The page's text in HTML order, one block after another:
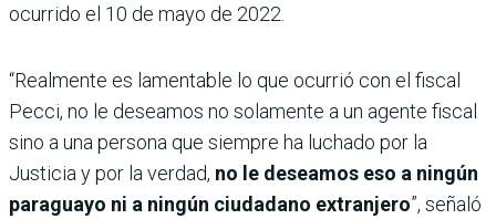
ocurrido el 10 de mayo de 2022.
“Realmente es lamentable lo que ocurrió con el fiscal
Pecci, no le deseamos no solamente a un agente fiscal
sino a una persona que siempre ha luchado por la
Justicia y por la verdad, no le deseamos eso a ningún
paraguayo ni a ningún ciudadano extranjero”, señaló